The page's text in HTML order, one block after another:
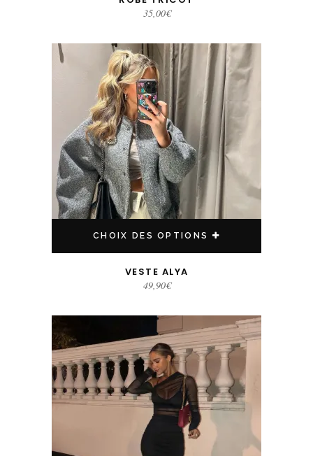
35,00€
CHOIX DES OPTIONS
Ce produit a plusieurs variations. Les options peuvent être choisies sur la page du produit
VESTE ALYA
49,90€
Ce produit a plusieurs variations. Les options peuvent être choisies sur la page du produit